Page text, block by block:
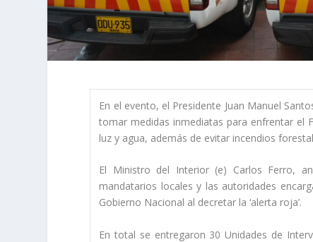
En el evento, el Presidente Juan Manuel
tomar medidas inmediatas para enfrentar el
luz y agua, además de evitar incendios
El Ministro del Interior (e) Carlos Ferro,
mandatarios locales y las autoridades
Gobierno Nacional al decretar la ‘alerta roja’.
En total se entregaron 30 Unidades de